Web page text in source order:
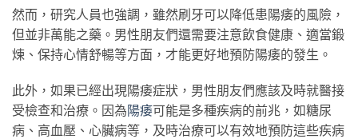
然而，研究人員也強調，雖然刷牙可以降低患陽痿的風險，
但並非萬能之藥。男性朋友們還需要注意飲食健康、適當鍛
煉、保持心情舒暢等方面，才能更好地預防陽痿的發生。
此外，如果已經出現陽痿症狀，男性朋友們應該及時就醫接
受檢查和治療。因為陽痿可能是多種疾病的前兆，如糖尿
病、高血壓、心臟病等，及時治療可以有效地預防這些疾病